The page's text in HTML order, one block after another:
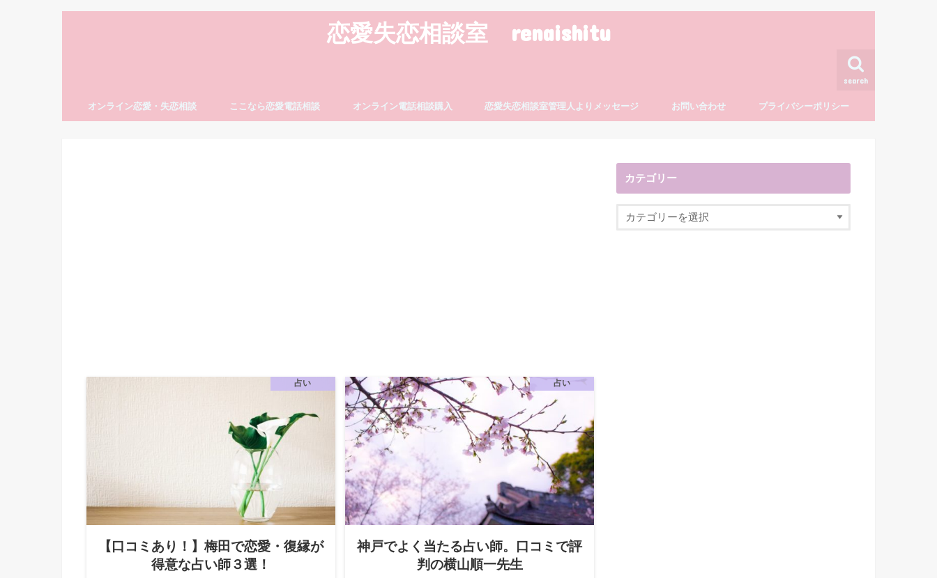
恋愛失恋相談室 renaishitu
search
オンライン恋愛・失恋相談 ここなら恋愛電話相談 オンライン電話相談購入 恋愛失恋相談室管理人よりメッセージ お問い合わせ プライバシーポリシー
占い
【口コミあり！】梅田で恋愛・復縁が
得意な占い師３選！
占い
神戸でよく当たる占い師。口コミで評
判の横山順一先生
カテゴリー